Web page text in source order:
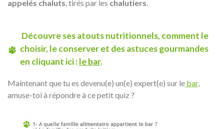
appelés chaluts , tirés par les chalutiers
Découvre ses atouts nutritionnels, comment le
choisir, le conserver et des astuces gourmandes
en cliquant ici :le bar.
Maintenant que tu es devenu(e) un(e) expert(e) sur le bar,
amuse-toi à répondre à ce petit quiz ?